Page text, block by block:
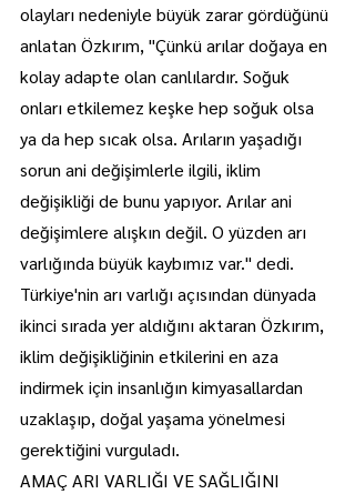
olayları nedeniyle büyük zarar gördüğünü
anlatan Özkırım, "Çünkü arılar doğaya en
kolay adapte olan canlılardır. Soğuk
onları etkilemez keşke hep soğuk olsa
ya da hep sıcak olsa. Arıların yaşadığı
sorun ani değişimlerle ilgili, iklim
değişikliği de bunu yapıyor. Arılar ani
değişimlere alışkın değil. O yüzden arı
varlığında büyük kaybımız var." dedi.
Türkiye'nin arı varlığı açısından dünyada
ikinci sırada yer aldığını aktaran Özkırım,
iklim değişikliğinin etkilerini en aza
indirmek için insanlığın kimyasallardan
uzaklaşıp, doğal yaşama yönelmesi
gerektiğini vurguladı.
AMAÇ ARI VARLIĞI VE SAĞLIĞINI